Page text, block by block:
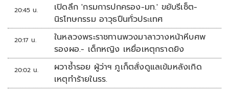
20:45 น.
เปิดลึก 'กรมการปกครอง-มท.' ขยับรีเซ็ต-
นิรโทษกรรม อาวุธปืนทั่วประเทศ
20:17 น.
ในหลวงพระราชทานพวงมาลาวางหน้าหีบศพ
รองผอ.- เด็กหญิง เหยื่อเหตุกราดยิง
20:02 น.
ผวาซ้ำรอย ผู้ว่าฯ ภูเก็ตสั่งดูแลเข้มหลังเกิด
เหตุทำร้ายในรร.